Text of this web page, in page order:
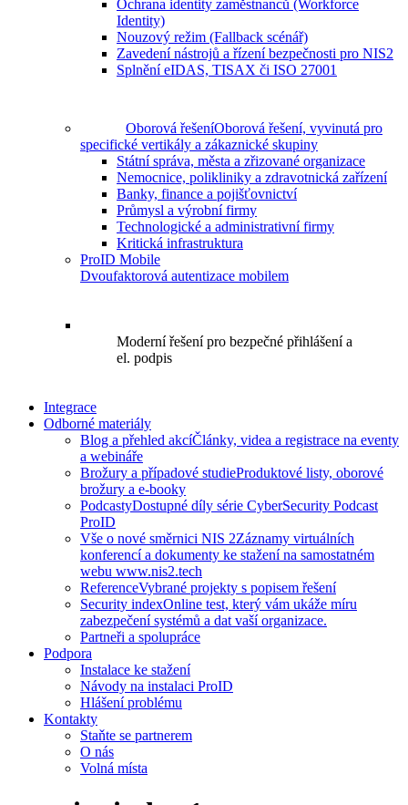
Ochrana identity zaměstnanců (Workforce
Identity)
Nouzový režim (Fallback scénář)
Zavedení nástrojů a řízení bezpečnosti pro NIS2
Splnění eIDAS, TISAX či ISO 27001
Oborová řešeníOborová řešení, vyvinutá pro
specifické vertikály a zákaznické skupiny
Státní správa, města a zřizované organizace
Nemocnice, polikliniky a zdravotnická zařízení
Banky, finance a pojišťovnictví
Průmysl a výrobní firmy
Technologické a administrativní firmy
Kritická infrastruktura
ProID Mobile
Dvoufaktorová autentizace mobilem
Moderní řešení pro bezpečné přihlášení a
el. podpis
Integrace
Odborné materiály
Blog a přehled akcíČlánky, videa a registrace na eventy
a webináře
Brožury a případové studieProduktové listy, oborové
brožury a e-booky
PodcastyDostupné díly série CyberSecurity Podcast
ProID
Vše o nové směrnici NIS 2Záznamy virtuálních
konferencí a dokumenty ke stažení na samostatném
webu www.nis2.tech
ReferenceVybrané projekty s popisem řešení
Security indexOnline test, který vám ukáže míru
zabezpečení systémů a dat vaší organizace.
Partneři a spolupráce
Podpora
Instalace ke stažení
Návody na instalaci ProID
Hlášení problému
Kontakty
Staňte se partnerem
O nás
Volná místa